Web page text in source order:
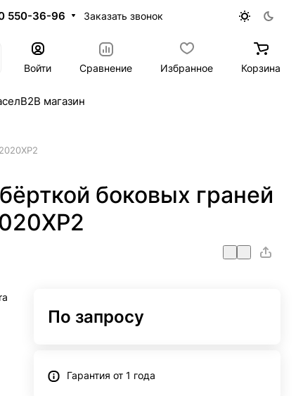
550-36-96 Заказать звонок
Войти
Сравнение Избранное Корзина
B2B магазин
боковых граней
По запросу
Гарантия от 1 года